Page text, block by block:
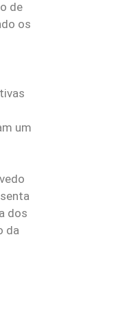
de
os
um
dos
da